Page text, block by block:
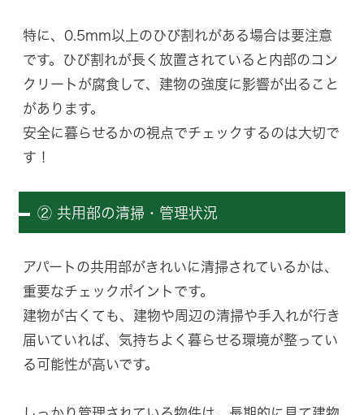
特に、0.5mm以上のひび割れがある場合は要注意
です。ひび割れが長く放置されていると内部のコン
クリートが腐食して、建物の強度に影響が出ること
があります。
安全に暮らせるかの視点でチェックするのは大切で
す！
② 共用部の清掃・管理状況
アパートの共用部がきれいに清掃されているかは、
重要なチェックポイントです。
建物が古くても、建物や周辺の清掃や手入れが行き
届いていれば、気持ちよく暮らせる環境が整ってい
る可能性が高いです。